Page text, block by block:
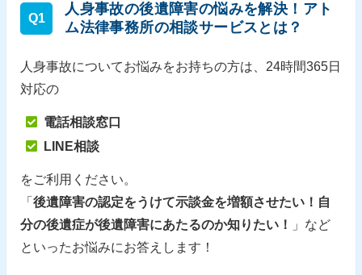
Q1
人身事故の後遺障害の悩みを解決！アト
ム法律事務所の相談サービスとは？
人身事故についてお悩みをお持ちの方は、24時間365日
対応の
電話相談窓口
LINE相談
をご利用ください。
「後遺障害の認定をうけて示談金を増額させたい！自
分の後遺症が後遺障害にあたるのか知りたい！
」など
といったお悩みにお答えします！